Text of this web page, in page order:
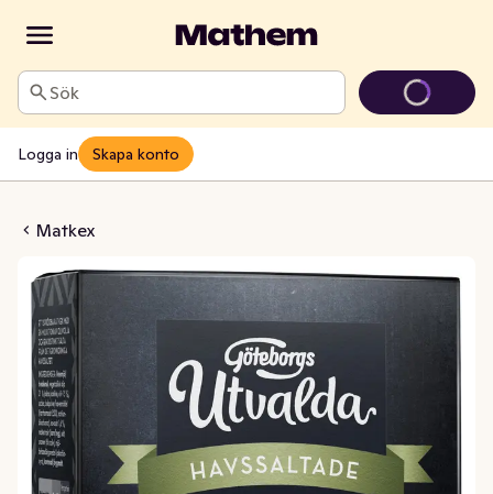
Sök
Logga in Skapa konto
Matkex
Kex Göteborgs Kex